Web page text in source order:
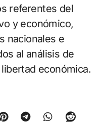
referentes del
y económico,
nacionales e
al análisis de
económica.